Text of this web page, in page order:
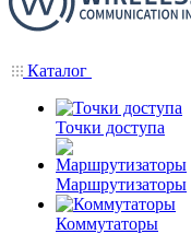
Каталог
Точки доступа
Маршрутизаторы
Коммутаторы